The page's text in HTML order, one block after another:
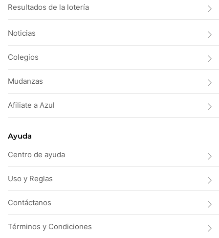
Resultados de la lotería
Noticias
Colegios
Mudanzas
Afiliate a Azul
Ayuda
Centro de ayuda
Uso y Reglas
Contáctanos
Términos y Condiciones